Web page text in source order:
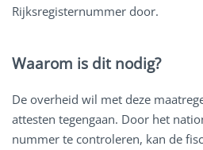
Rijksregisternummer door.
Waarom is dit nodig?
De overheid wil met deze
attesten tegengaan. Door het
nummer te controleren, kan de